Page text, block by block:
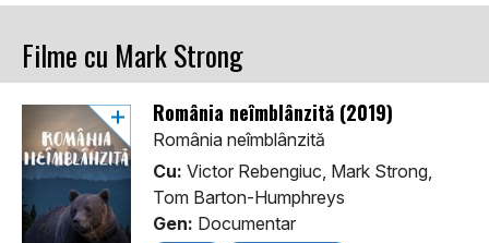
Filme cu Mark Strong
România neîmblânzită (2019)
România neîmblânzită
Cu: Victor Rebengiuc, Mark Strong,
Tom Barton-Humphreys
Gen: Documentar